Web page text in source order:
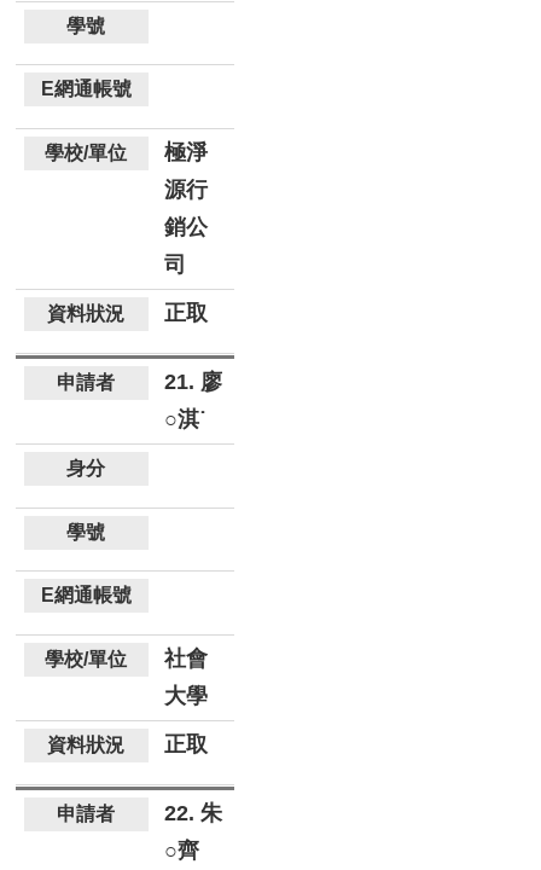
極淨
源行
銷公
司
正取
21. 廖
○淇˙
社會
大學
正取
22. 朱
○齊